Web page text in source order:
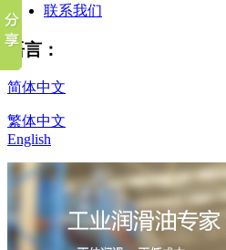
联系我们
语言：
简体中文
繁体中文
English